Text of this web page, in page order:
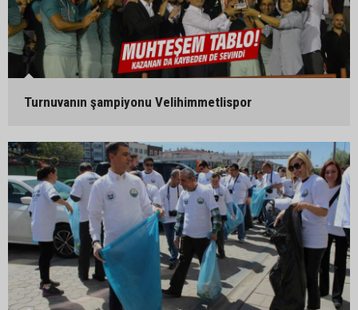
Turnuvanın şampiyonu Velihimmetlispor